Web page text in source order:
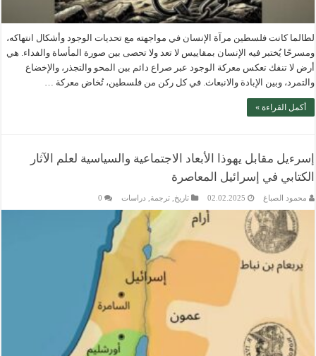
لطالما كانت فلسطين مرآة الإنسان في مواجهته مع تحديات الوجود وأشكال انتهاكه،
ومسرحًا يُختبر فيه الإنسان بمقاييس لا تعد ولا تحصى بين صورة المأساة والفداء. هي
أرض لا تنفك تعكس معركة الوجود عبر صراع دائم بين المحو والتجذر، والإخضاع
والتمرد، وبين الإبادة والانبعاث. في كل ركن من فلسطين، تُخاض معركة …
أكمل القراءة »
إسرءيل مقابل يهوذا الأبعاد الاجتماعية والسياسية لعلم الآثار
الكتابي في إسرائيل المعاصرة
محمود الصباغ 02.02.2025 تاريخ ,ترجمة دراسات 0